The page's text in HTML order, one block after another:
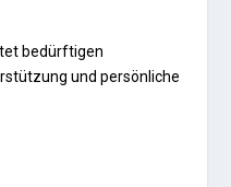
bedürftigen
und persönliche